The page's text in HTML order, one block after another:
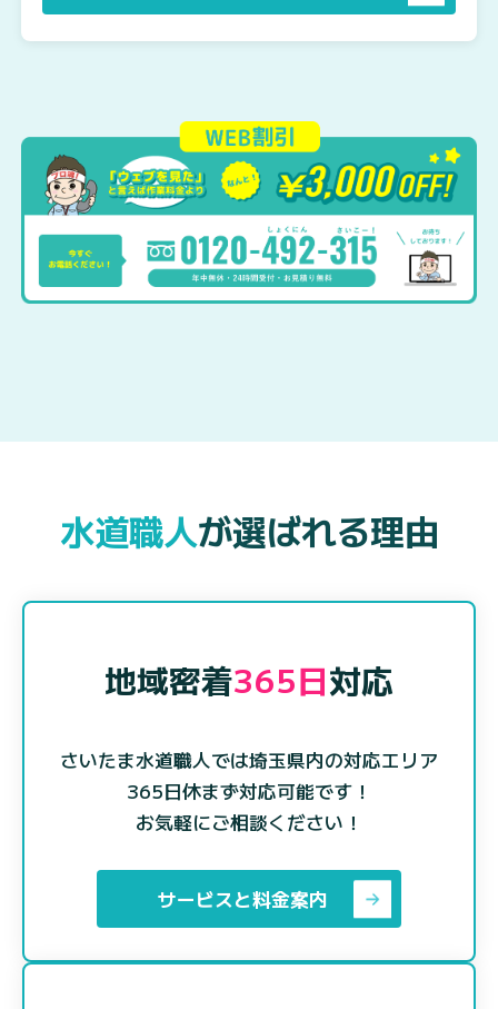
水道職人が選ばれる理由
地域密着365日対応
さいたま水道職人では埼玉県内の対応エリア
365日休まず対応可能です！
お気軽にご相談ください！
サービスと料金案内